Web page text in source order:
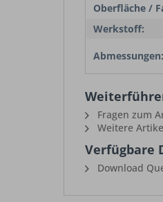
Oberfläche /
Werkstoff:
Abmessungen:
Fragen zum
Weitere
Verfügbare
Download